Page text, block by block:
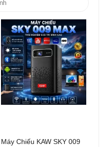
/ AV / Audio 3.5mm
dự phòng
Máy Chiếu KAW SKY 009